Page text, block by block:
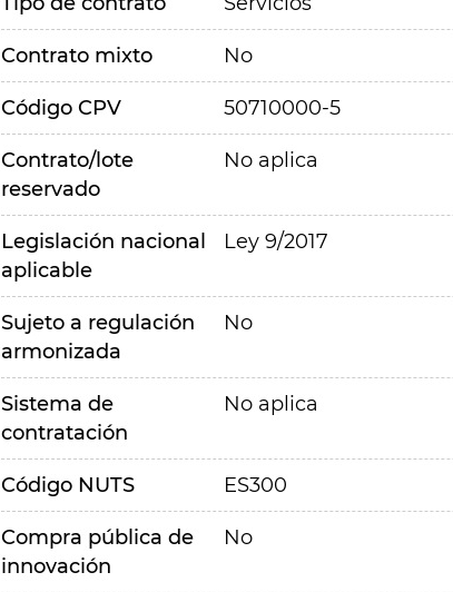
Contrato mixto No
Código CPV 50710000-5
Contrato/lote
reservado
No aplica
Legislación nacional
aplicable
Ley 9/2017
Sujeto a regulación
armonizada
No
Sistema de
contratación
No aplica
Código NUTS ES300
Compra pública de
innovación
No